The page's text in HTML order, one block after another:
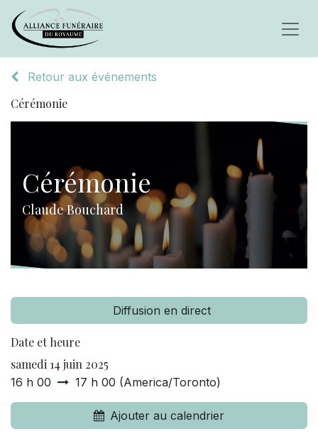
Retour aux événements
Cérémonie
Cérémonie
Claude Bouchard
Diffusion en direct
Date et heure
samedi 14 juin 2025
16 h 00 17 h 00 (America/Toronto)
Ajouter au calendrier